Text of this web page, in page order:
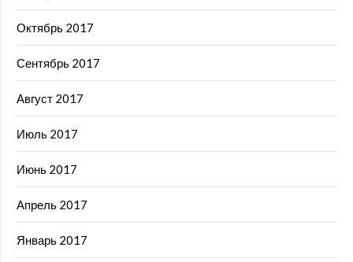
Октябрь 2017
Сентябрь 2017
Август 2017
Июль 2017
Июнь 2017
Апрель 2017
Январь 2017